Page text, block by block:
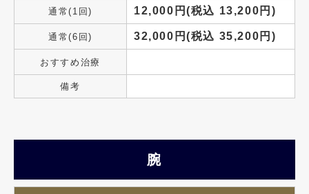
通常(1回) 12,000円(税込 13,200円)
通常(6回) 32,000円(税込 35,200円)
おすすめ治療
備考
腕